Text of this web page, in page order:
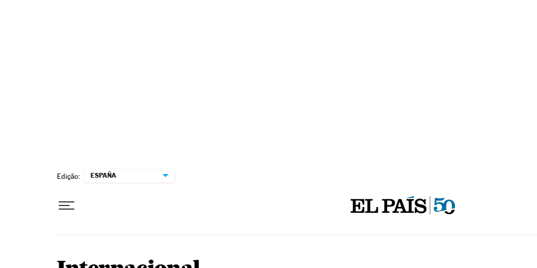
Edição: ESPAÑA